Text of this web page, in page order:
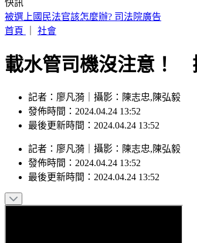
快訊
IU無預警召喚前男友 韓網替「她」心疼：很
首頁
社會
載水管司機沒注意！
記者：廖凡漪｜攝影：陳志忠,陳弘毅
發佈時間：2024.04.24 13:52
最後更新時間：2024.04.24 13:52
記者 ： 廖凡漪 攝影 ： 陳志忠,陳弘毅
發佈時間： 2024.04.24 13:52
最後更新時間： 2024.04.24 13:52